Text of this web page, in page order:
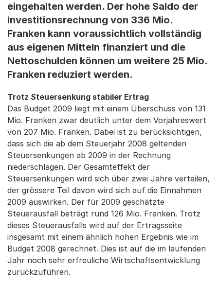
eingehalten werden. Der hohe Saldo der
Investitionsrechnung von 336 Mio.
Franken kann voraussichtlich vollständig
aus eigenen Mitteln finanziert und die
Nettoschulden können um weitere 25 Mio.
Franken reduziert werden.
Trotz Steuersenkung stabiler Ertrag
Das Budget 2009 liegt mit einem Überschuss von 131
Mio. Franken zwar deutlich unter dem Vorjahreswert
von 207 Mio. Franken. Dabei ist zu berücksichtigen,
dass sich die ab dem Steuerjahr 2008 geltenden
Steuersenkungen ab 2009 in der Rechnung
niederschlagen. Der Gesamteffekt der
Steuersenkungen wird sich über zwei Jahre verteilen,
der grössere Teil davon wird sich auf die Einnahmen
2009 auswirken. Der für 2009 geschätzte
Steuerausfall beträgt rund 126 Mio. Franken. Trotz
dieses Steuerausfalls wird auf der Ertragsseite
insgesamt mit einem ähnlich hohen Ergebnis wie im
Budget 2008 gerechnet. Dies ist auf die im laufenden
Jahr noch sehr erfreuliche Wirtschaftsentwicklung
zurückzuführen.